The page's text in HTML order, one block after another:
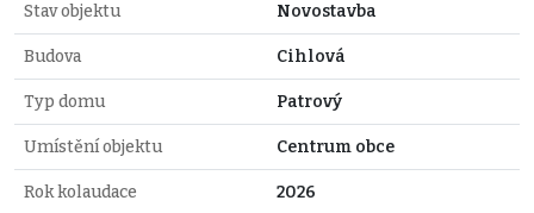
Stav objektu Novostavba
Budova Cihlová
Typ domu Patrový
Umístění objektu Centrum obce
Rok kolaudace 2026